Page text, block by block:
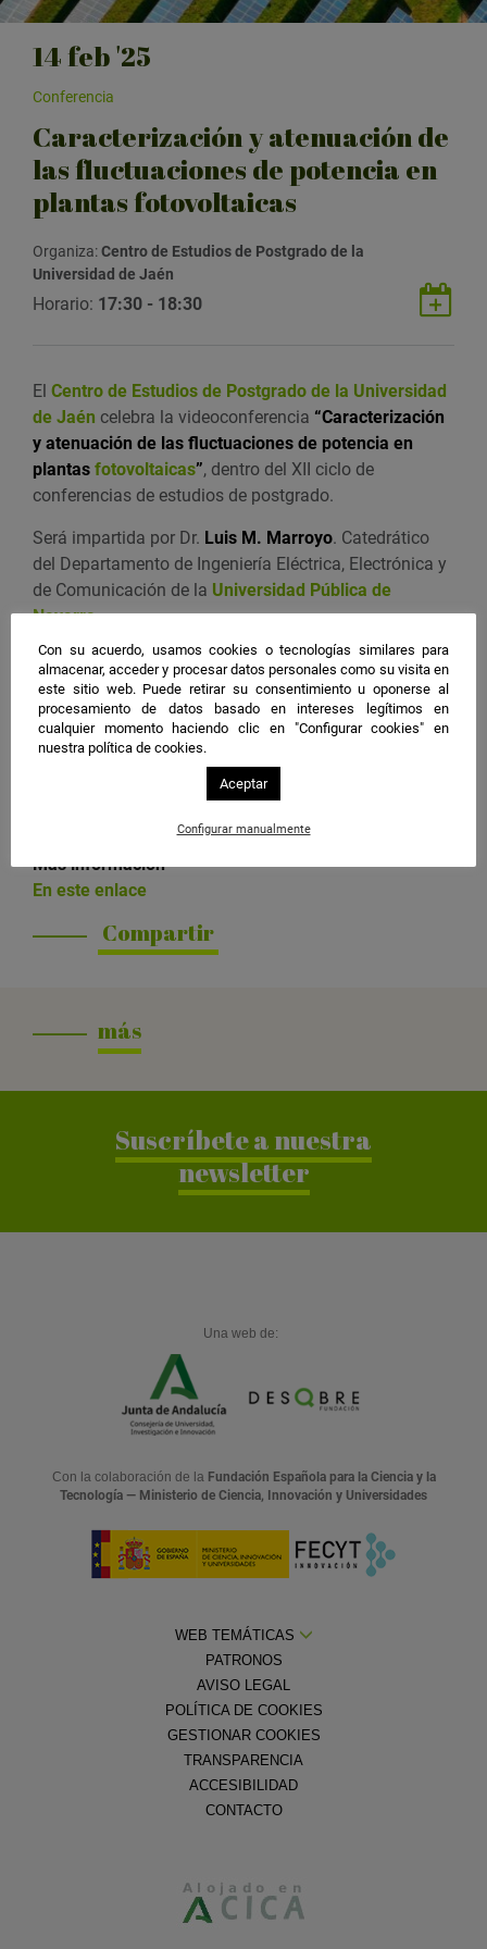
14feb'25
Conferencia
Caracterización y atenuación de
las fluctuaciones de potencia en
plantas fotovoltaicas
Organiza:Centro de Estudios de Postgrado de la
Universidad de Jaén
Horario: 17:30 - 18:30
o
a
El Centro de Estudios de Postgrado de la Universidad
de Jaén celebra la videoconferencia “Caracterización
y atenuación de las fluctuaciones de potencia en
plantas fotovoltaicas”, dentro del XII ciclo de
conferencias de estudios de postgrado.
Será impartida por Dr. Luis M. Marroyo. Catedrático
del Departamento de Ingeniería Eléctrica, Electrónica y
de Comunicación de la Universidad Pública de
Navarra.
Imagen:Planta fotovoltaica. Fuente:Pexels
Organiza
Centro de Estudios de Postgrado de la Universidad de
Jaén
https://meet.google.com/gjf-arwv-tpe
Más información
En este enlace
Compartir
más
Suscríbete a nuestra
newsletter
Una web de:
Con la colaboración de la Fundación Española para la Ciencia y la
Tecnología — Ministerio de Ciencia, Innovación y Universidades
WEB TEMÁTICAS
PATRONOS
AVISO LEGAL
POLÍTICA DE COOKIES
GESTIONAR COOKIES
TRANSPARENCIA
ACCESIBILIDAD
CONTACTO
Con su acuerdo, usamos cookies o tecnologías similares para
almacenar, acceder y procesar datos personales como su visita en
este sitio web. Puede retirar su consentimiento u oponerse al
procesamiento de datos basado en intereses legítimos en
cualquier momento haciendo clic en "Configurar cookies" en
nuestra política de cookies.
Aceptar
Configurar manualmente